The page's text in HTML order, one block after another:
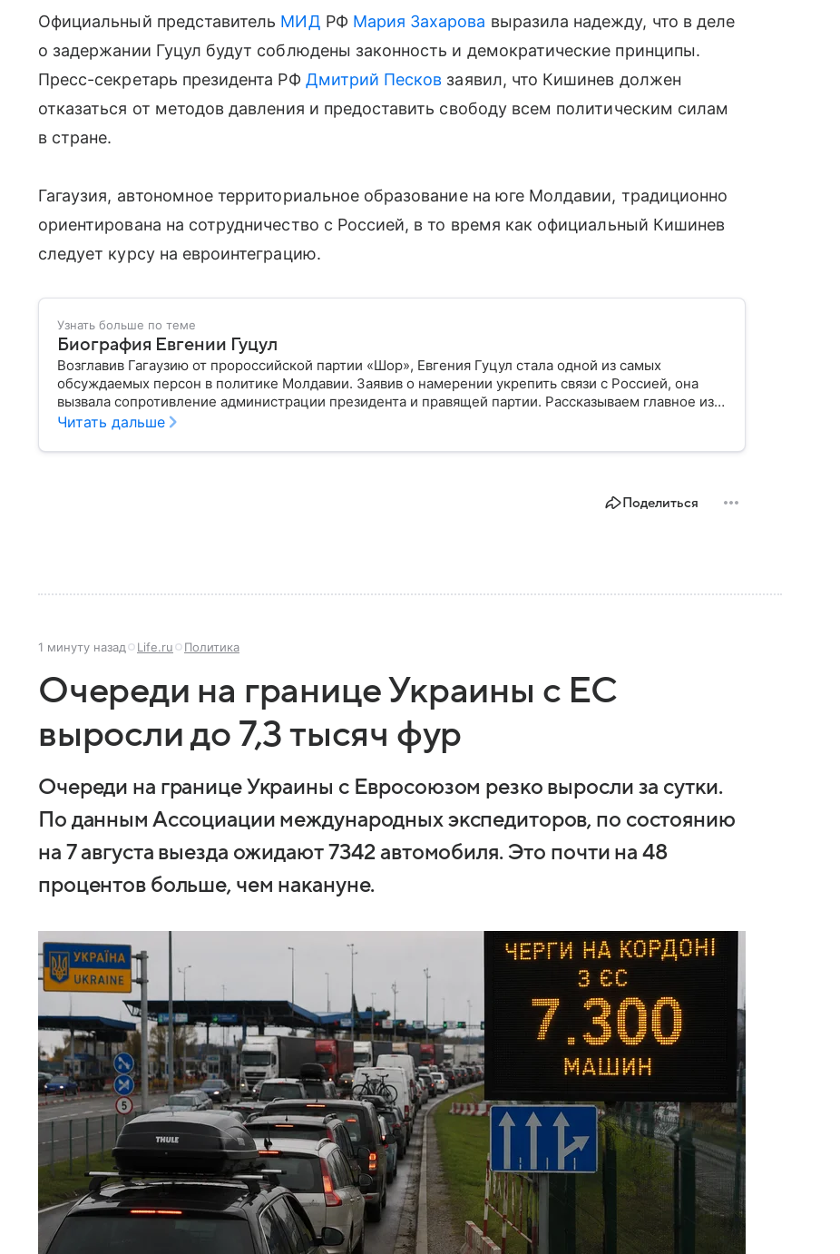
Официальный представитель МИД РФ Мария Захарова выразила надежду, что в деле
о задержании Гуцул будут соблюдены законность и демократические принципы.
Пресс-секретарь президента РФ Дмитрий Песков заявил, что Кишинев должен
отказаться от методов давления и предоставить свободу всем политическим силам
в стране.
Гагаузия, автономное территориальное образование на юге Молдавии, традиционно
ориентирована на сотрудничество с Россией, в то время как официальный Кишинев
следует курсу на евроинтеграцию.
Узнать больше по теме
Биография Евгении Гуцул
Возглавив Гагаузию от пророссийской партии «Шор», Евгения Гуцул стала одной из самых
обсуждаемых персон в политике Молдавии. Заявив о намерении укрепить связи с Россией, она
вызвала сопротивление администрации президента и правящей партии. Рассказываем главное из
ее биографии.
Читать дальше
Поделиться
1 минуту назад Life.ru Политика
Очереди на границе Украины с ЕС
выросли до 7,3 тысяч фур
Очереди на границе Украины с Евросоюзом резко выросли за сутки.
По данным Ассоциации международных экспедиторов, по состоянию
на 7 августа выезда ожидают 7342 автомобиля. Это почти на 48
процентов больше, чем накануне.